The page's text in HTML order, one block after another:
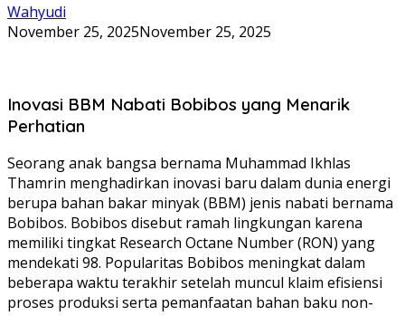
Wahyudi
November 25, 2025November 25, 2025
Inovasi BBM Nabati Bobibos yang Menarik
Perhatian
Seorang anak bangsa bernama Muhammad Ikhlas
Thamrin menghadirkan inovasi baru dalam dunia energi
berupa bahan bakar minyak (BBM) jenis nabati bernama
Bobibos. Bobibos disebut ramah lingkungan karena
memiliki tingkat Research Octane Number (RON) yang
mendekati 98. Popularitas Bobibos meningkat dalam
beberapa waktu terakhir setelah muncul klaim efisiensi
proses produksi serta pemanfaatan bahan baku non-